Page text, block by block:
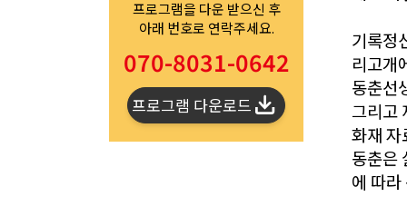
프로그램을 다운 받으신 후
아래 번호로 연락주세요.
070-8031-0642
프로그램 다운로드
기록정
리고개
동춘선
그리고
화재
동춘은
에 따